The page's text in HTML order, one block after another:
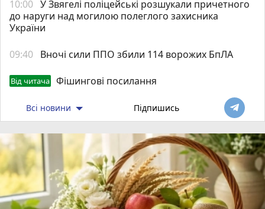
10:00 У Звягелі поліцейські розшукали причетного
до наруги над могилою полеглого захисника
України
09:40 Вночі сили ППО збили 114 ворожих БпЛА
Від читача Фішингові посилання
Всі новини Підпишись